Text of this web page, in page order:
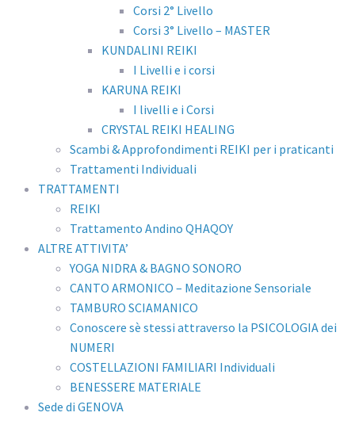
Corsi 2° Livello
Corsi 3° Livello – MASTER
KUNDALINI REIKI
I Livelli e i corsi
KARUNA REIKI
I livelli e i Corsi
CRYSTAL REIKI HEALING
Scambi & Approfondimenti REIKI per i praticanti
Trattamenti Individuali
TRATTAMENTI
REIKI
Trattamento Andino QHAQOY
ALTRE ATTIVITA’
YOGA NIDRA & BAGNO SONORO
CANTO ARMONICO – Meditazione Sensoriale
TAMBURO SCIAMANICO
Conoscere sè stessi attraverso la PSICOLOGIA dei
NUMERI
COSTELLAZIONI FAMILIARI Individuali
BENESSERE MATERIALE
Sede di GENOVA